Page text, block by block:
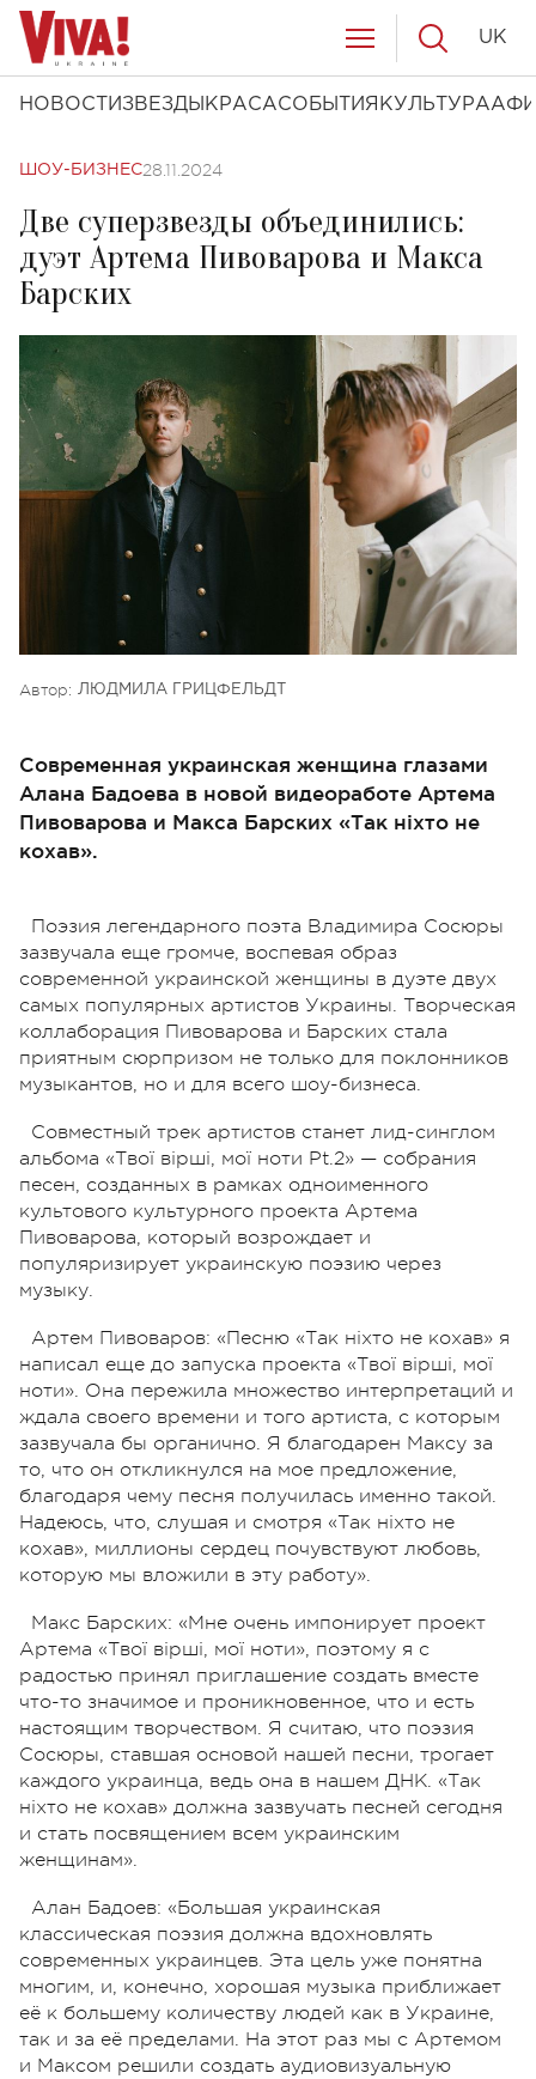
НОВОСТИ ЗВЕЗДЫ КРАСАСОБЫТИЯ КУЛЬТУРА
UK
ШОУ-БИЗНЕС28.11.2024
Две суперзвезды объединились:
дуэт Артема Пивоварова и Макса
Барских
Автор: ЛЮДМИЛА ГРИЦФЕЛЬДТ
Современная украинская женщина глазами
Алана Бадоева в новой видеоработе Артема
Пивоварова и Макса Барских «Так ніхто не
кохав».
Поэзия легендарного поэта Владимира Сосюры
зазвучала еще громче, воспевая образ
современной украинской женщины в дуэте двух
самых популярных артистов Украины. Творческая
коллаборация Пивоварова и Барских стала
приятным сюрпризом не только для поклонников
музыкантов, но и для всего шоу-бизнеса.
Совместный трек артистов станет лид-синглом
альбома «Твої вірші, мої ноти Pt.2» — собрания
песен, созданных в рамках одноименного
культового культурного проекта Артема
Пивоварова, который возрождает и
популяризирует украинскую поэзию через
музыку.
Артем Пивоваров: «Песню «Так ніхто не кохав» я
написал еще до запуска проекта «Твої вірші, мої
ноти». Она пережила множество интерпретаций и
ждала своего времени и того артиста, с которым
зазвучала бы органично. Я благодарен Максу за
то, что он откликнулся на мое предложение,
благодаря чему песня получилась именно такой.
Надеюсь, что, слушая и смотря «Так ніхто не
кохав», миллионы сердец почувствуют любовь,
которую мы вложили в эту работу».
Макс Барских: «Мне очень импонирует проект
Артема «Твої вірші, мої ноти», поэтому я с
радостью принял приглашение создать вместе
что-то значимое и проникновенное, что и есть
настоящим творчеством. Я считаю, что поэзия
Сосюры, ставшая основой нашей песни, трогает
каждого украинца, ведь она в нашем ДНК. «Так
ніхто не кохав» должна зазвучать песней сегодня
и стать посвящением всем украинским
женщинам».
Алан Бадоев: «Большая украинская
классическая поэзия должна вдохновлять
современных украинцев. Эта цель уже понятна
многим, и, конечно, хорошая музыка приближает
её к большему количеству людей как в Украине,
так и за её пределами. На этот раз мы с Артемом
и Максом решили создать аудиовизуальную